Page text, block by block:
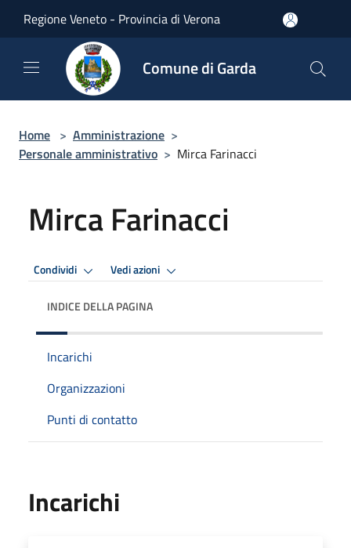
Regione Veneto - Provincia di Verona
Comune di Garda
Home > Amministrazione >
Personale amministrativo > Mirca Farinacci
Mirca Farinacci
Condividi Vedi azioni
INDICE DELLA PAGINA
Incarichi
Organizzazioni
Punti di contatto
Incarichi